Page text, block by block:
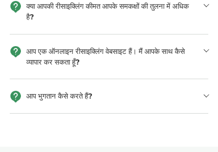
क्या आपकी रीसाइक्लिंग कीमत आपके समकक्षों की तुलना में अधिक
है?
आप एक ऑनलाइन रीसाइक्लिंग वेबसाइट हैं। मैं आपके साथ कैसे
व्यापार कर सकता हूँ?
आप भुगतान कैसे करते हैं?